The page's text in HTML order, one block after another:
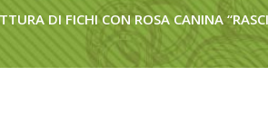
DI FICHI CON ROSA CANINA